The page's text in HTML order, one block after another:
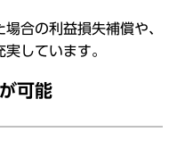
合の利益損失補償や、
しています。
可能